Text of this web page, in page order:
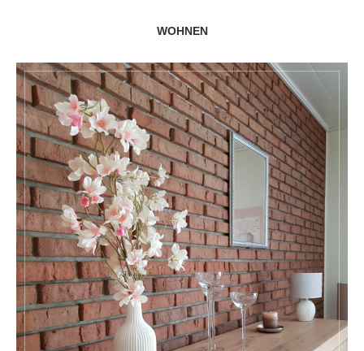
WOHNEN